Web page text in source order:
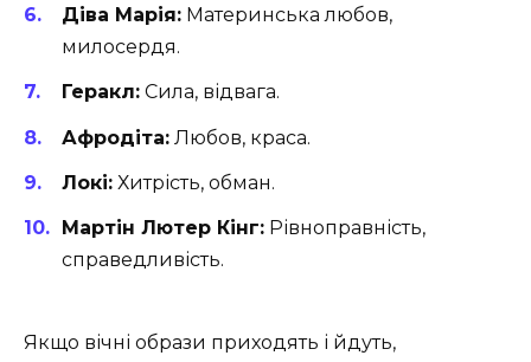
Діва Марія: Материнська любов,
милосердя.
Геракл: Сила, відвага.
Афродіта: Любов, краса.
Локі: Хитрість, обман.
Мартін Лютер Кінг: Рівноправність,
справедливість.
Якщо вічні образи приходять і йдуть,